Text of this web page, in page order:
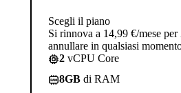
Scegli il piano
Si rinnova a 14,99 €/mese
annullare in qualsiasi
2 vCPU Core
8GB di RAM